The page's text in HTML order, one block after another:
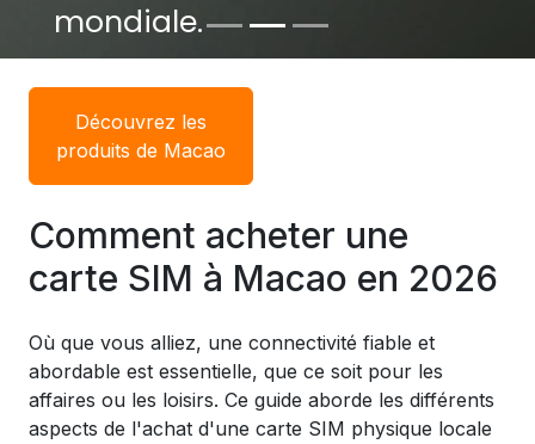
mondiale.
mondiale.
Découvrez les
produits de Macao
Comment acheter une
carte SIM à Macao en 2026
Où que vous alliez, une connectivité fiable et
abordable est essentielle, que ce soit pour les
affaires ou les loisirs. Ce guide aborde les différents
aspects de l'achat d'une carte SIM physique locale